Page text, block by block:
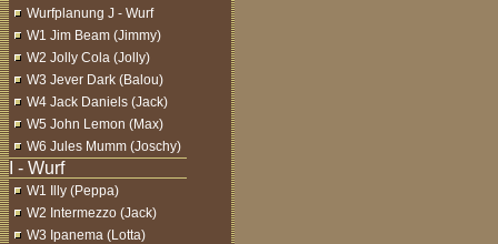
Wurfplanung J - Wurf
W1 Jim Beam (Jimmy)
W2 Jolly Cola (Jolly)
W3 Jever Dark (Balou)
W4 Jack Daniels (Jack)
W5 John Lemon (Max)
W6 Jules Mumm (Joschy)
W1 Illy (Peppa)
W2 Intermezzo (Jack)
W3 Ipanema (Lotta)